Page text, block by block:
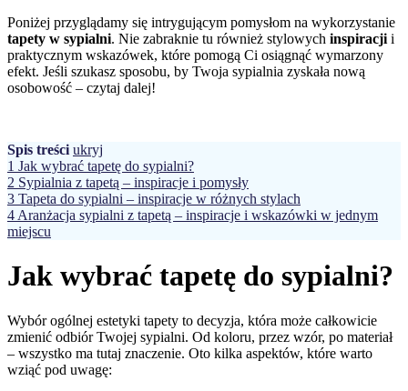
Poniżej przyglądamy się intrygującym pomysłom na wykorzystanie
tapety w sypialni. Nie zabraknie tu również stylowych inspiracji i
praktycznym wskazówek, które pomogą Ci osiągnąć wymarzony
efekt. Jeśli szukasz sposobu, by Twoja sypialnia zyskała nową
osobowość – czytaj dalej!
Spis treści ukryj
1 Jak wybrać tapetę do sypialni?
2 Sypialnia z tapetą – inspiracje i pomysły
3 Tapeta do sypialni – inspiracje w różnych stylach
4 Aranżacja sypialni z tapetą – inspiracje i wskazówki w jednym
miejscu
Jak wybrać tapetę do sypialni?
Wybór ogólnej estetyki tapety to decyzja, która może całkowicie
zmienić odbiór Twojej sypialni. Od koloru, przez wzór, po materiał
– wszystko ma tutaj znaczenie. Oto kilka aspektów, które warto
wziąć pod uwagę: